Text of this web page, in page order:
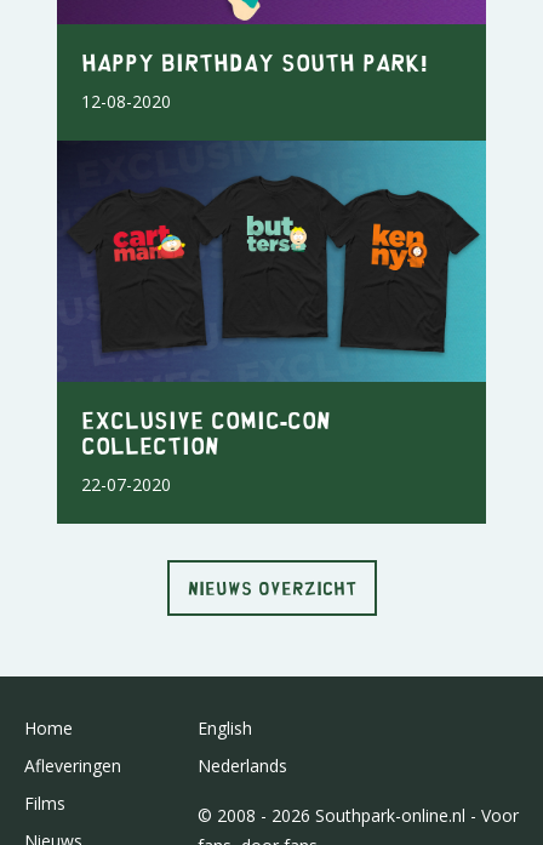
Happy Birthday South Park!
12-08-2020
Exclusive Comic-Con
Collection
22-07-2020
NIEUWS OVERZICHT
Home
Afleveringen
Films
Nieuws
English
Nederlands
© 2008 - 2026 Southpark-online.nl - Voor